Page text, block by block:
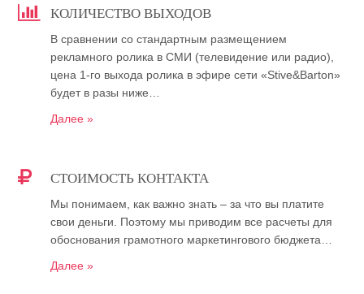
КОЛИЧЕСТВО ВЫХОДОВ
В сравнении со стандартным размещением
рекламного ролика в СМИ (телевидение или радио),
цена 1-го выхода ролика в эфире сети «Stive&Barton»
будет в разы ниже…
Далее »
СТОИМОСТЬ КОНТАКТА
Мы понимаем, как важно знать – за что вы платите
свои деньги. Поэтому мы приводим все расчеты для
обоснования грамотного маркетингового бюджета…
Далее »